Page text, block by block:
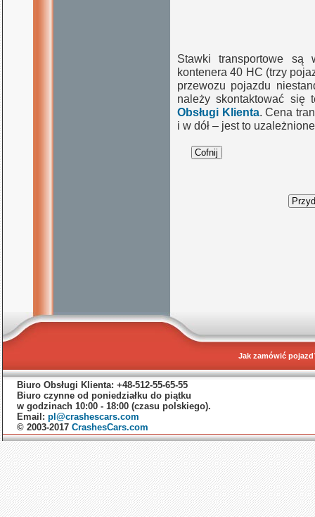
Stawki transportowe są
kontenera 40 HC (trzy
przewozu pojazdu
należy skontaktować
Obsługi Klienta. Cena
i w dół – jest to
Jak zamówić
Biuro Obsługi Klienta: +48-512-55-65-55
Biuro czynne od poniedziałku do piątku
w godzinach 10:00 - 18:00 (czasu polskiego).
Email: pl@crashescars.com
© 2003-2017 CrashesCars.com